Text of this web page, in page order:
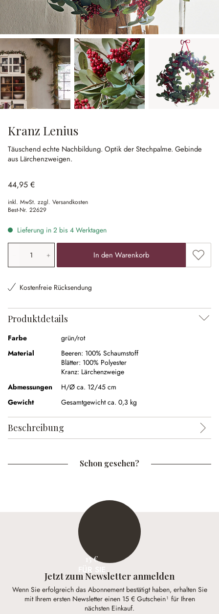
Kranz Lenius
Täuschend echte Nachbildung. Optik der Stechpalme. Gebinde
aus Lärchenzweigen.
44,95 €
inkl. MwSt. zzgl. Versandkosten
Best-Nr. 22629
Lieferung in 2 bis 4 Werktagen
Produkt Anzahl: Gib den gewünschten Wert ein oder
In den Warenkorb Zum
Kostenfreie Rücksendung
Produktdetails
Farbe
grün/rot
Material
Beeren: 100% Schaumstoff
Blätter: 100% Polyester
Kranz: Lärchenzweige
Abmessungen
H/Ø ca. 12/45 cm
Gewicht
Gesamtgewicht ca. 0,3 kg
Beschreibung
Schon gesehen?
15 €
Jetzt zum Newsletter anmelden
Wenn Sie erfolgreich das Abonnement bestätigt haben, erhalten Sie
mit Ihrem ersten Newsletter einen 15 € Gutschein¹ für Ihren
nächsten Einkauf.